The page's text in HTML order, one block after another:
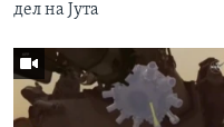
дел на Јута